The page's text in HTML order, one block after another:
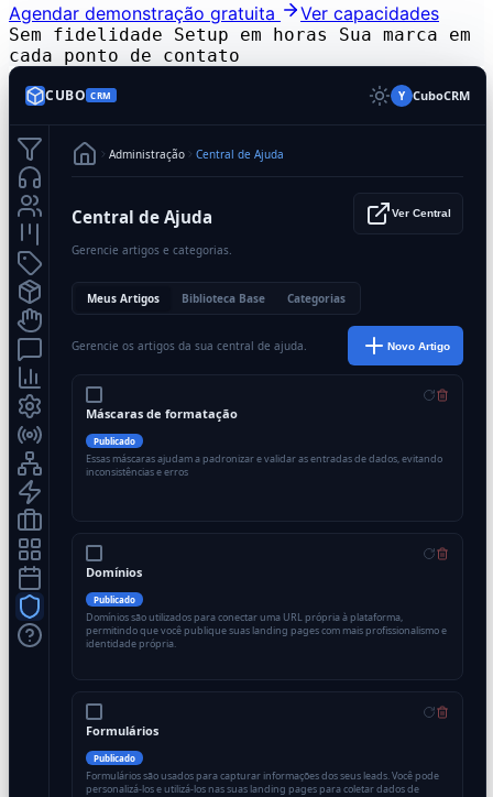
Agendar demonstração gratuita
Ver capacidades
Sem fidelidade Setup em horas
Sua marca em
cada ponto de contato
CUBO CRM Y CuboCRM
Administração Central de Ajuda
Central de Ajuda
Gerencie artigos e categorias.
Ver Central
Meus Artigos Biblioteca Base Categorias
Gerencie os artigos da sua central de ajuda. Novo Artigo
Máscaras de formatação
Publicado
Essas máscaras ajudam a padronizar e validar as entradas de dados, evitando
inconsistências e erros
Domínios
Publicado
Domínios são utilizados para conectar uma URL própria à plataforma,
permitindo que você publique suas landing pages com mais profissionalismo e
identidade própria.
Formulários
Publicado
Formulários são usados para capturar informações dos seus leads. Você pode
personalizá-los e utilizá-los nas suas landing pages para coletar dados de